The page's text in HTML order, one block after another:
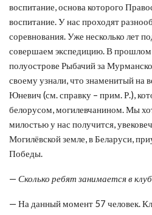
воспитание, основа которого
воспитание. У нас проходят
соревнования. Уже несколько лет
совершаем экспедицию. В
полуострове Рыбачий за
своему узнали, что знаменитый на
Юневич (см. справку – прим. Р.),
белорусом, могилевчанином. Мы
милостью у нас получится,
Могилёвской земле, в Беларуси,
Победы.
— Сколько ребят занимается в
— На данный момент 57 человек.